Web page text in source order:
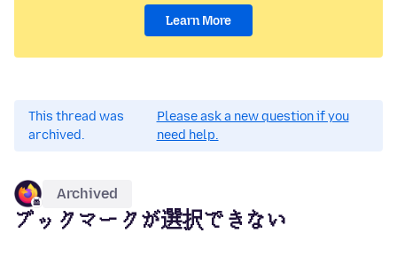
Learn More
This thread was
archived.
Please ask a new question if you
need help.
Archived
ブックマークが選択できない